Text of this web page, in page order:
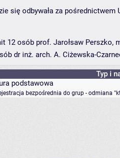
się odbywała za pośrednictwem
12 osób prof. Jarołsaw Perszko,
dr inż. arch. A. Ciżewska-
Typ i
podstawowa
bezpośrednia do grup - odmiana